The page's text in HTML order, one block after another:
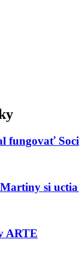
fungovať
si
ARTE